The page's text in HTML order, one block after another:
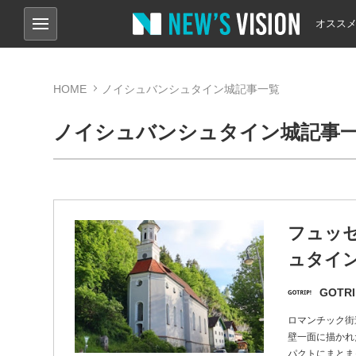
オスス
HOME ノイシュバンシュタイン城記事一覧
ノイシュバンシュタイン城記事
フュッ
ュタイ
ロマンチック
壁一面に描か
パクトにまと